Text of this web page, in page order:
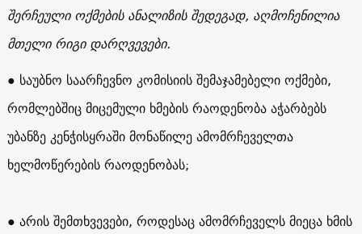
შერჩეული ოქმების ანალიზის შედეგად, აღმოჩენილია
მთელი რიგი დარღვევები.
● საუბნო საარჩევნო კომისიის შემაჯამებელი ოქმები,
რომლებშიც მიცემული ხმების რაოდენობა აჭარბებს
უბანზე კენჭისყრაში მონაწილე ამომრჩეველთა
ხელმოწერების რაოდენობას;
● არის შემთხვევები, როდესაც ამომრჩეველს მიეცა ხმის